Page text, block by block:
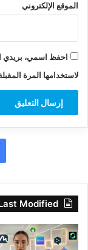
الموقع الإلكتروني
احفظ اسمي، بريدي
لاستخدامها المرة
Modified